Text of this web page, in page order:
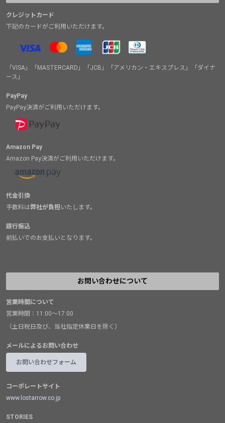
クレジットカード
下記のカードがご利用いただけます。
「VISA」「MASTERCARD」「JCB」「アメリカン・エキスプレス」「ダイナ
ース」
PayPay
PayPay決済がご利用いただけます。
Amazon Pay
Amazon Pay決済がご利用いただけます。
代金引換
手数料は弊社が負担いたします。
銀行振込
前払いでのお支払いとなります。
お問い合わせについて
営業時間について
営業時間：11:00～17:00
（土日祝日及び、当社指定休業日を除く）
メールによるお問い合わせ
お問い合わせフォーム
コーポレートサイト
www.lostarrow.co.jp
STORIES